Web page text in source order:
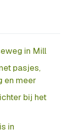
in Mill
pasjes,
en meer
bij het
in